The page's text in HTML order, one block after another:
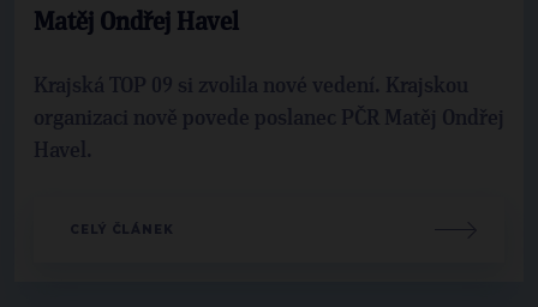
Matěj Ondřej Havel
Krajská TOP 09 si zvolila nové vedení. Krajskou
organizaci nově povede poslanec PČR Matěj Ondřej
Havel.
CELÝ ČLÁNEK